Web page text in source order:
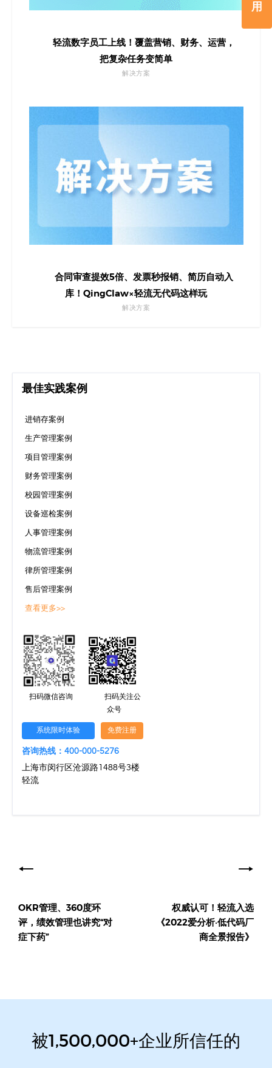
用
轻流数字员工上线！覆盖营销、财务、运营，
把复杂任务变简单
解决方案
合同审查提效5倍、发票秒报销、简历自动入
库！QingClaw×轻流无代码这样玩
解决方案
最佳实践案例
进销存案例
生产管理案例
项目管理案例
财务管理案例
校园管理案例
设备巡检案例
人事管理案例
物流管理案例
律所管理案例
售后管理案例
查看更多>>
扫码微信咨询
扫码关注公
众号
系统限时体验 免费注册
咨询热线：400-000-5276
上海市闵行区沧源路1488号3楼
轻流
章
航OKR管理、360度环
评，绩效管理也讲究“对
症下药”
权威认可！轻流入选
《2022爱分析·低代码厂
商全景报告》
被1,500,000+企业所信任的